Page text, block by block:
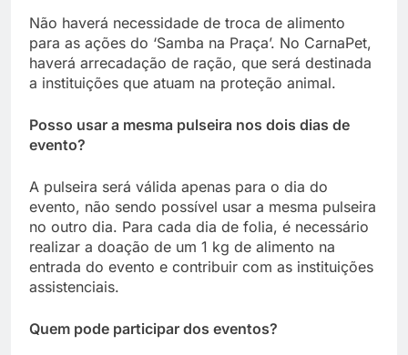
Não haverá necessidade de troca de alimento
para as ações do ‘Samba na Praça’. No CarnaPet,
haverá arrecadação de ração, que será destinada
a instituições que atuam na proteção animal.
Posso usar a mesma pulseira nos dois dias de
evento?
A pulseira será válida apenas para o dia do
evento, não sendo possível usar a mesma pulseira
no outro dia. Para cada dia de folia, é necessário
realizar a doação de um 1 kg de alimento na
entrada do evento e contribuir com as instituições
assistenciais.
Quem pode participar dos eventos?